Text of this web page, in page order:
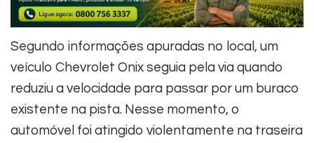
Segundo informações apuradas no local, um
veículo Chevrolet Onix seguia pela via quando
reduziu a velocidade para passar por um buraco
existente na pista. Nesse momento, o
automóvel foi atingido violentamente na traseira